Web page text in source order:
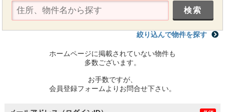
絞り込んで物件を探す
ホームページに掲載されていない物件も
多数ございます。
お手数ですが、
会員登録フォームよりお問合せ下さい。